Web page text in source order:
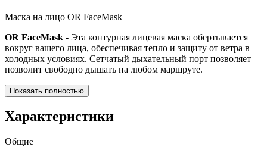
Маска на лицо OR FacеMask
OR FacеMask - Эта контурная лицевая маска обертывается
вокруг вашего лица, обеспечивая тепло и защиту от ветра в
холодных условиях. Сетчатый дыхательный порт позволяет
позволит свободно дышать на любом маршруте.
Показать полностью
Характеристики
Общие